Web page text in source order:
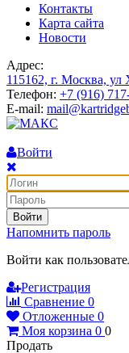
Контакты
Карта сайта
Новости
Адрес:
115162, г. Москва, ул
Телефон: +7 (916)
E-mail:
Войти
Войти
Напомнить пароль
Войти как
Регистрация
Сравнение 0
Отложенные 0
Моя корзина 0 0
Продать